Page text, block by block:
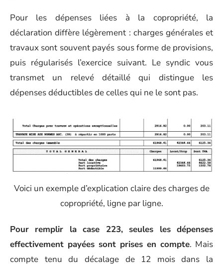
Pour les dépenses liées à la copropriété, la
déclaration diffère légèrement : charges générales et
travaux sont souvent payés sous forme de provisions,
puis régularisés l’exercice suivant. Le syndic vous
transmet un relevé détaillé qui distingue les
dépenses déductibles de celles qui ne le sont pas.
Voici un exemple d’explication claire des charges de
copropriété, ligne par ligne.
Pour remplir la case 223, seules les dépenses
effectivement payées sont prises en compte. Mais
compte tenu du décalage de 12 mois dans la